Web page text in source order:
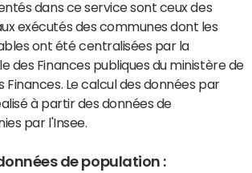
dans ce service sont ceux des
exécutés des communes dont les
ont été centralisées par la
des Finances publiques du ministère de
Finances. Le calcul des données par
à partir des données de
par l'Insee.
de population :